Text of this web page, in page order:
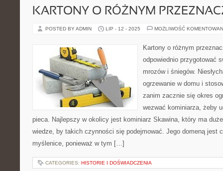
KARTONY O RÓŻNYM
POSTED BY ADMIN LIP - 12 - 2025 MOŻLIWOŚĆ
Kartony o różnym
odpowiednio przygotować
mrozów i śniegów.
ogrzewanie w domu i
zanim zacznie się okres
wezwać kominiarza, żeby
pieca. Najlepszy w okolicy jest kominiarz Skawina, który ma
wiedze, by takich czynności się podejmować. Jego domeną jest
myślenice, ponieważ w tym […]
CATEGORIES: HISTORIE I DOŚWIADCZENIA